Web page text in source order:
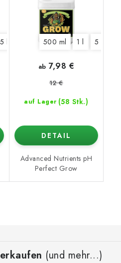
5 l 20 l
500 ml 1 l 5 l
auf Lager (58 Stk.)
ab 7,98 €
12 €
DETAIL
Advanced Nutrients pH
Perfect Grow
(und mehr...)